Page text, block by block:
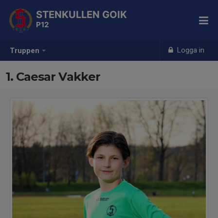
Truppen Logga in
STENKULLEN GOIK
P12
1. Caesar Vakker